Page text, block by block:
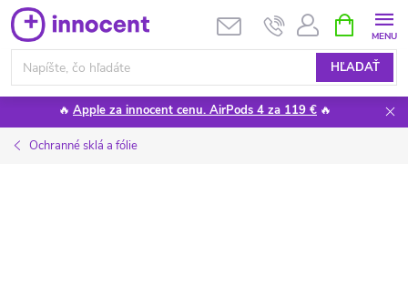
Prejsť
na
obsah
HĽADAŤ
KOŠÍK
🔥 Apple za innocent cenu. AirPods 4 za 119 € 🔥
Ochranné sklá a fólie